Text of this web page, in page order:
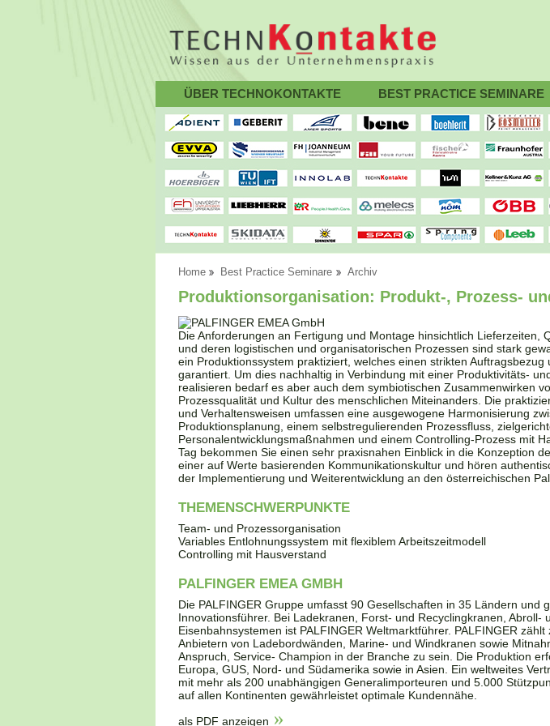
ÜBER TECHNOKONTAKTE BEST PRACTICE SEMINARE
Home Best Practice Seminare Archiv
Produktionsorganisation: Produkt-, Prozess-
Die Anforderungen an Fertigung und Montage hinsichtlich Lieferzeiten,
und deren logistischen und organisatorischen Prozessen sind stark
ein Produktionssystem praktiziert, welches einen strikten Auftragsbezug
garantiert. Um dies nachhaltig in Verbindung mit einer Produktivitäts-
realisieren bedarf es aber auch dem symbiotischen Zusammenwirken
Prozessqualität und Kultur des menschlichen Miteinanders. Die
und Verhaltensweisen umfassen eine ausgewogene Harmonisierung
Produktionsplanung, einem selbstregulierenden Prozessfluss,
Personalentwicklungsmaßnahmen und einem Controlling-Prozess mit
Tag bekommen Sie einen sehr praxisnahen Einblick in die Konzeption
einer auf Werte basierenden Kommunikationskultur und hören
der Implementierung und Weiterentwicklung an den österreichischen
THEMENSCHWERPUNKTE
Team- und Prozessorganisation
Variables Entlohnungssystem mit flexiblem Arbeitszeitmodell
Controlling mit Hausverstand
PALFINGER EMEA GMBH
Die PALFINGER Gruppe umfasst 90 Gesellschaften in 35 Ländern und
Innovationsführer. Bei Ladekranen, Forst- und Recyclingkranen, Abroll-
Eisenbahnsystemen ist PALFINGER Weltmarktführer. PALFINGER
Anbietern von Ladebordwänden, Marine- und Windkranen sowie
Anspruch, Service- Champion in der Branche zu sein. Die Produktion
Europa, GUS, Nord- und Südamerika sowie in Asien. Ein weltweites
mit mehr als 200 unabhängigen Generalimporteuren und 5.000
auf allen Kontinenten gewährleistet optimale Kundennähe.
als PDF anzeigen